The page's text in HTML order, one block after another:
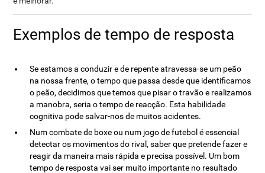
Exemplos de tempo de resposta
Se estamos a conduzir e de repente atravessa-se um peão
na nossa frente, o tempo que passa desde que identificamos
o peão, decidimos que temos que pisar o travão e realizamos
a manobra, seria o tempo de reacção. Esta habilidade
cognitiva pode salvar-nos de muitos acidentes.
Num combate de boxe ou num jogo de futebol é essencial
detectar os movimentos do rival, saber que pretende fazer e
reagir da maneira mais rápida e precisa possível. Um bom
tempo de resposta vai ser muito importante no resultado